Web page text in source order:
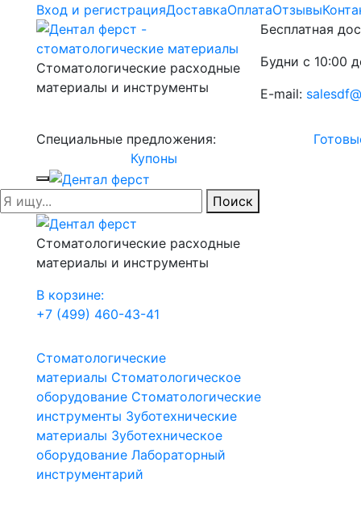
Вход и регистрацияДоставкаОплатаОтзывы
Стоматологические расходные
материалы и инструменты
Бесплатная
Будни с 10:00
E-mail:
Специальные предложения:
Купоны
Поиск
Стоматологические расходные
материалы и инструменты
В корзине:
+7 (499) 460-43-41
Стоматологические
материалы Стоматологическое
оборудование Стоматологические
инструменты Зуботехнические
материалы Зуботехническое
оборудование Лабораторный
инструментарий